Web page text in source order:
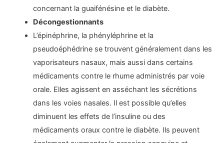
concernant la guaifénésine et le diabète.
Décongestionnants
L’épinéphrine, la phényléphrine et la
pseudoéphédrine se trouvent généralement dans les
vaporisateurs nasaux, mais aussi dans certains
médicaments contre le rhume administrés par voie
orale. Elles agissent en asséchant les sécrétions
dans les voies nasales. Il est possible qu’elles
diminuent les effets de l’insuline ou des
médicaments oraux contre le diabète. Ils peuvent